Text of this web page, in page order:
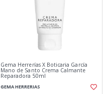
Gema Herrerías X Boticaria García
Mano de Santo Crema Calmante
Reparadora 50ml
GEMA HERRERIAS